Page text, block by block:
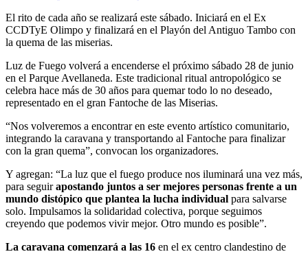
El rito de cada año se realizará este sábado. Iniciará en el Ex
CCDTyE Olimpo y finalizará en el Playón del Antiguo Tambo con
la quema de las miserias.
Luz de Fuego volverá a encenderse el próximo sábado 28 de junio
en el Parque Avellaneda. Este tradicional ritual antropológico se
celebra hace más de 30 años para quemar todo lo no deseado,
representado en el gran Fantoche de las Miserias.
“Nos volveremos a encontrar en este evento artístico comunitario,
integrando la caravana y transportando al Fantoche para finalizar
con la gran quema”, convocan los organizadores.
Y agregan: “La luz que el fuego produce nos iluminará una vez más,
para seguirapostando juntos a ser mejores personas frente a un
mundo distópico que plantea la lucha individual para salvarse
solo. Impulsamos la solidaridad colectiva, porque seguimos
creyendo que podemos vivir mejor. Otro mundo es posible”.
La caravana comenzará a las 16 en el ex centro clandestino de